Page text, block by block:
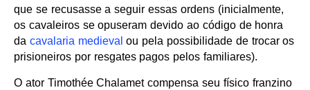
que se recusasse a seguir essas ordens (inicialmente,
os cavaleiros se opuseram devido ao código de honra
da cavalaria medieval ou pela possibilidade de trocar os
prisioneiros por resgates pagos pelos familiares).
O ator Timothée Chalamet compensa seu físico franzino